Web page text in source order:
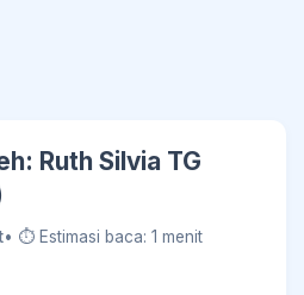
Ruth Silvia TG
• ⏱ Estimasi baca: 1 menit